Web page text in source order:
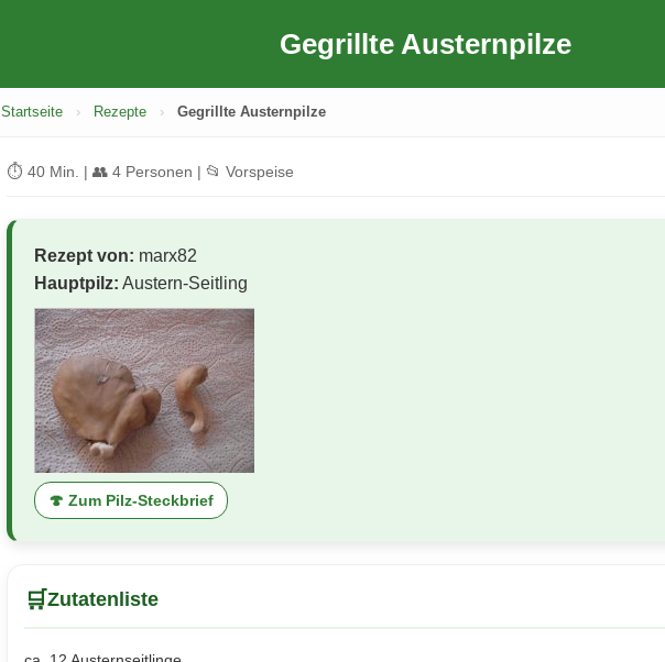
Gegrillte Austernpilze
Startseite › Rezepte › Gegrillte Austernpilze
⏱ 40 Min. | 👥 4 Personen | 📂 Vorspeise
Rezept von: marx82
Hauptpilz: Austern-Seitling
🍄 Zum Pilz-Steckbrief
🛒Zutatenliste